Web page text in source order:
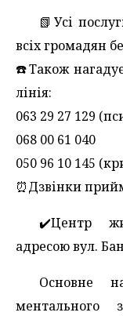
📗Усі
всіх громадян
☎️Також
лінія:
063 29 27 129
068 00 61 040
050 96 10 145
⏰Дзвінки
✔️Центр
адресою вул.
Основне
ментального